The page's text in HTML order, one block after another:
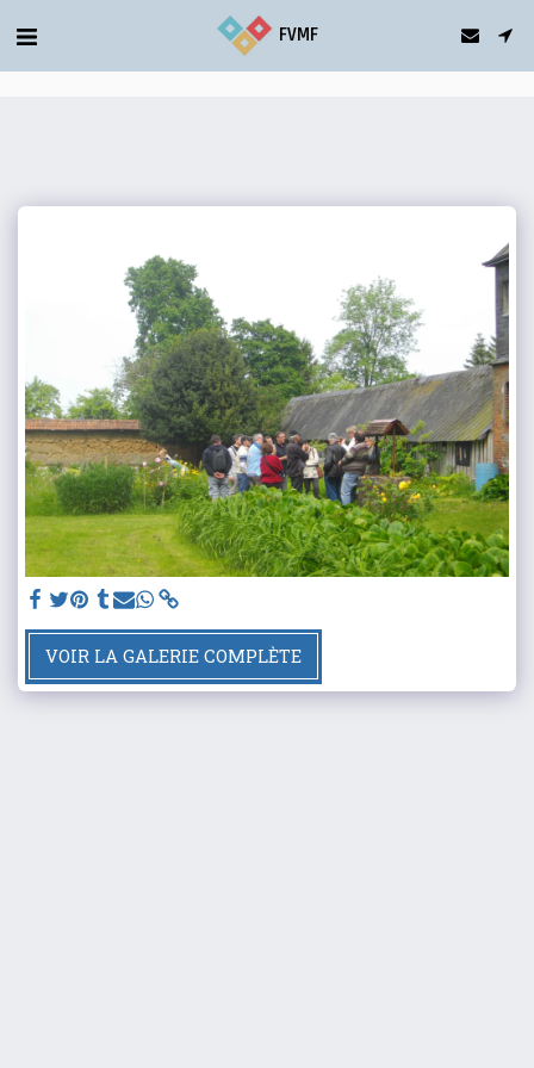
gtag('config', 'G-5T2FDQN1C0');
FVMF
VOIR LA GALERIE COMPLÈTE